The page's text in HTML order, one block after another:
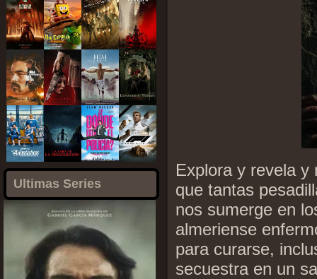
Ultimas Series
Explora y revela y
que tantas
nos sumerge en
almeriense
para curarse,
secuestra en un